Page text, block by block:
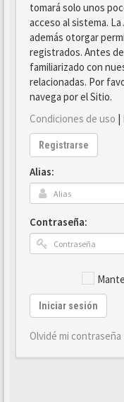
tomará solo unos
acceso al sistema.
además otorgar
registrados. Antes
familiarizado con
relacionadas. Por
navega por el Sitio.
Condiciones de uso |
Registrarse
Alias:
Contraseña:
Iniciar sesión
Olvidé mi contraseña